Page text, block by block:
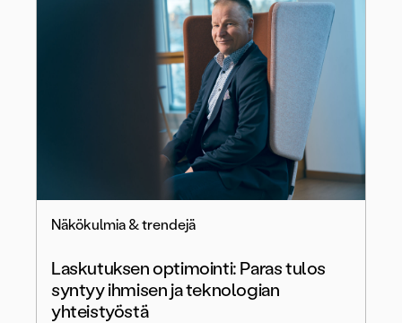
Näkökulmia & trendejä
Laskutuksen optimointi: Paras tulos
syntyy ihmisen ja teknologian
yhteistyöstä